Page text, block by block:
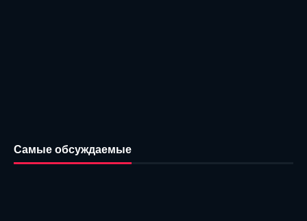
Самые обсуждаемые